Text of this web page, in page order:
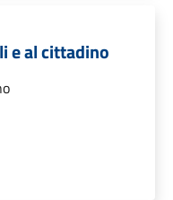
e al cittadino